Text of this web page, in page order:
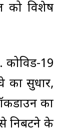
को विशेष
कोविड-19
का सुधार,
का
निबटने के